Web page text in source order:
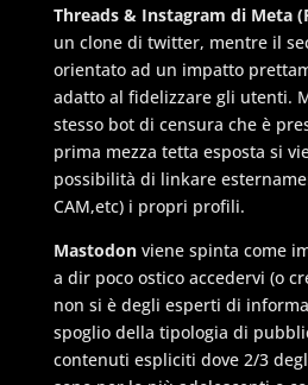
Threads & Instagram di Meta
un clone di twitter, mentre il
orientato ad un impatto
adatto al fidelizzare gli utenti.
stesso bot di censura che è
prima mezza tetta esposta si
possibilità di linkare
CAM,etc) i propri profili.
Mastodon viene spinta come
a dir poco ostico accedervi (o
non si è degli esperti di
spoglio della tipologia di
contenuti espliciti dove 2/3